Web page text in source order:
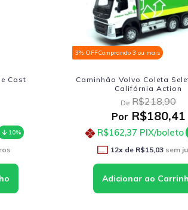
Cast
10%
3% OFFComprando 3 ou mais
Caminhão Volvo Coleta
Califórnia Action
De R$218,90
PorR$180,41
R$162,37 PIX/boleto
12x de R$15,03sem